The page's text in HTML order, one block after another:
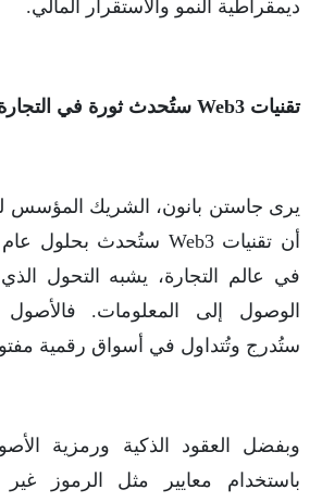
ديمقراطية النمو والاستقرار المالي.
تقنيات Web3 ستُحدث ثورة في التجارة
يرى جاستن بانون، الشريك المؤسس
الوصول إلى المعلومات. فالأصول
ستُدرج وتُتداول في أسواق رقمية
باستخدام معايير مثل الرموز غير